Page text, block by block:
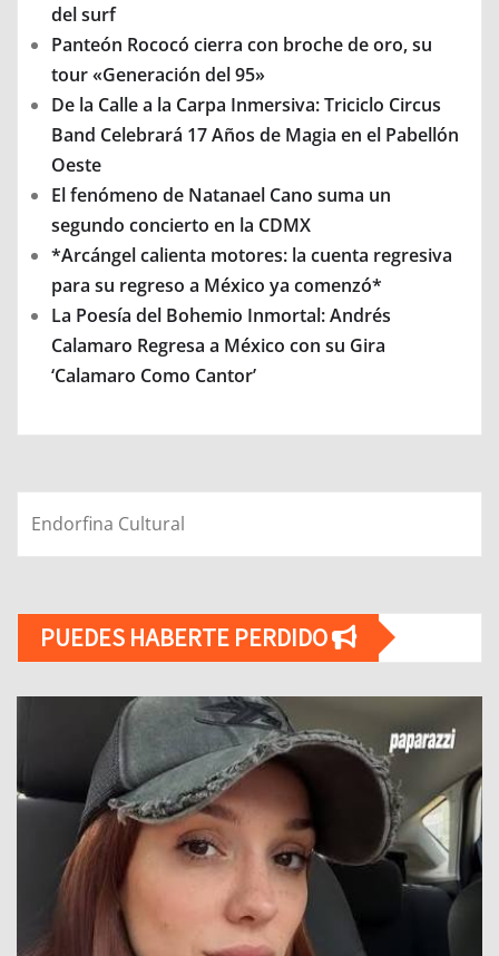
del surf
Panteón Rococó cierra con broche de oro, su
tour «Generación del 95»
De la Calle a la Carpa Inmersiva: Triciclo Circus
Band Celebrará 17 Años de Magia en el Pabellón
Oeste
El fenómeno de Natanael Cano suma un
segundo concierto en la CDMX
*Arcángel calienta motores: la cuenta regresiva
para su regreso a México ya comenzó*
La Poesía del Bohemio Inmortal: Andrés
Calamaro Regresa a México con su Gira
‘Calamaro Como Cantor’
Endorfina Cultural
PUEDES HABERTE PERDIDO